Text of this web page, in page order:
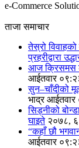
e-Commerce
ताजा समाचार
तेस्रो
प्रहरीद्वारा
आज क्रिसमस डे
आईतवार
सुन–चाँदीको
भाद्र
सिड्नीको
घाइते २०७८, ६
“कहाँ छौ
आईतवार